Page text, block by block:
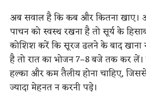
अब सवाल है कि कब और कितना खाए।
पाचन को स्वस्थ रखना है तो सूर्य के
कोशिश करें कि सूरज ढलने के बाद खाना
है तो रात का भोजन 7–8 बजे तक कर
हल्का और कम तैलीय होना चाहिए,
ज्यादा मेहनत न करनी पड़े।